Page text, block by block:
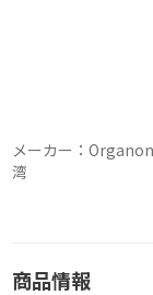
メーカー：
湾
商品情報